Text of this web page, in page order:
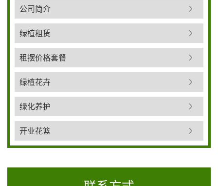
公司简介
绿植租赁
租摆价格套餐
绿植花卉
绿化养护
开业花篮